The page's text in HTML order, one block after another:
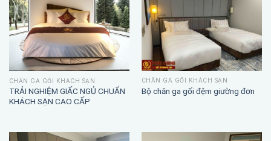
CHĂN GA GỐI KHÁCH SẠN
TRẢI NGHIỆM GIẤC NGỦ CHUẨN
KHÁCH SẠN CAO CẤP
CHĂN GA GỐI KHÁCH SẠN
Bộ chăn ga gối đệm giường đơn